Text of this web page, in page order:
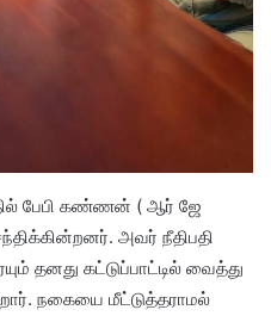
பேபி கண்ணன் ( ஆர் ஜே
அவர் நீதிபதி
தனது கட்டுப்பாட்டில் வைத்து
நகையை மீட்டுத்தராமல்